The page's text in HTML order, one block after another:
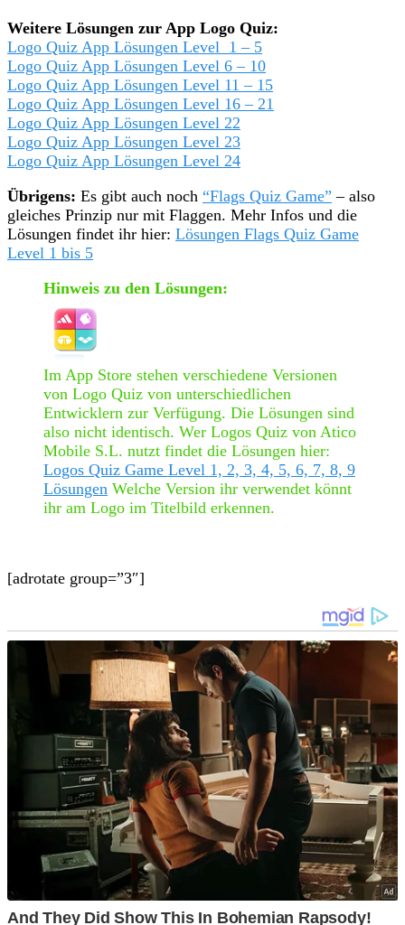
Weitere Lösungen zur App Logo Quiz:
Logo Quiz App Lösungen Level 1 – 5
Logo Quiz App Lösungen Level 6 – 10
Logo Quiz App Lösungen Level 11 – 15
Logo Quiz App Lösungen Level 16 – 21
Logo Quiz App Lösungen Level 22
Logo Quiz App Lösungen Level 23
Logo Quiz App Lösungen Level 24
Übrigens: Es gibt auch noch “Flags Quiz Game” – also
gleiches Prinzip nur mit Flaggen. Mehr Infos und die
Lösungen findet ihr hier: Lösungen Flags Quiz Game
Level 1 bis 5
Hinweis zu den Lösungen:
Im App Store stehen verschiedene Versionen
von Logo Quiz von unterschiedlichen
Entwicklern zur Verfügung. Die Lösungen sind
also nicht identisch. Wer Logos Quiz von Atico
Mobile S.L. nutzt findet die Lösungen hier:
Logos Quiz Game Level 1, 2, 3, 4, 5, 6, 7, 8, 9
Lösungen Welche Version ihr verwendet könnt
ihr am Logo im Titelbild erkennen.
[adrotate group=”3″]